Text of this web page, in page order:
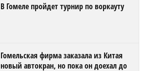
В Гомеле пройдет турнир по воркауту
Гомельская фирма заказала из Китая
новый автокран, но пока он доехал до